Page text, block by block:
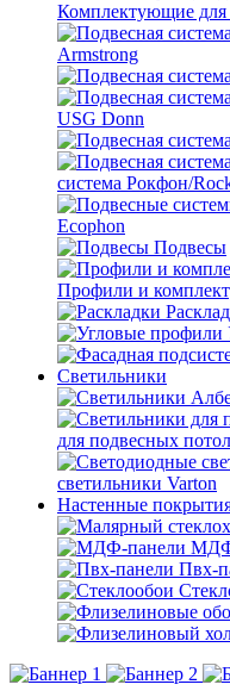
Комплектующие
Armstrong
USG Donn
система Рокфон/
Ecophon
Подвесы
Профили и
Светильники
для подвесных
светильники Varton
Настенные
Пвх-